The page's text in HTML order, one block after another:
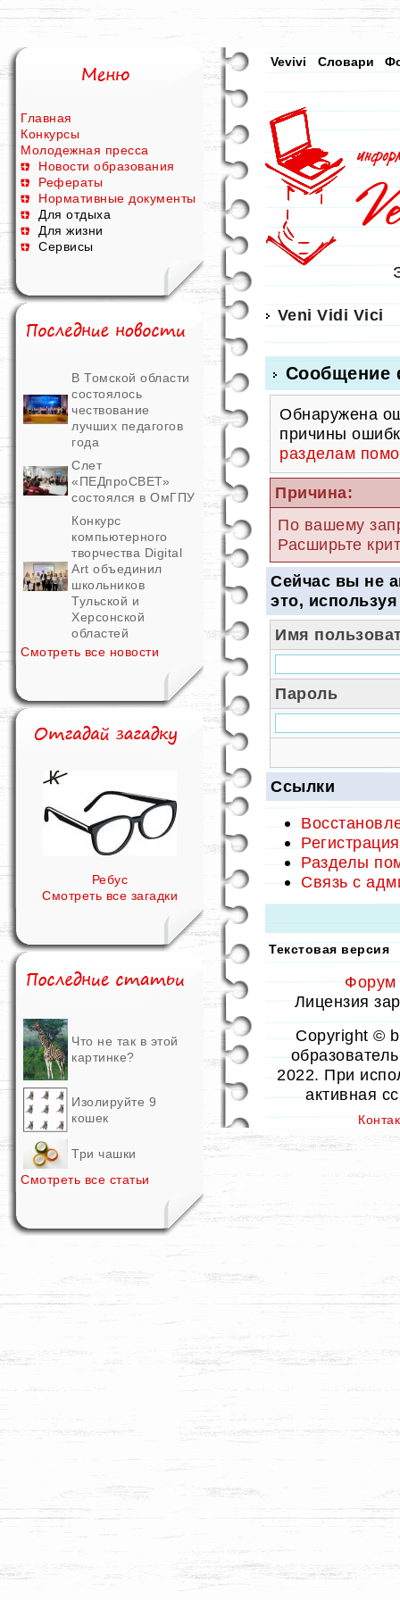
Главная
Конкурсы
Молодежная пресса
Новости образования
Рефераты
Нормативные документы
Для отдыха
Для жизни
Сервисы
В Томской области
состоялось
чествование
лучших педагогов
года
Слет
«ПЕДпроСВЕТ»
состоялся в ОмГПУ
Конкурс
компьютерного
творчества Digital
Art объединил
школьников
Тульской и
Херсонской
областей
Смотреть все новости
Ребус
Смотреть все загадки
Что не так в этой
картинке?
Изолируйте 9
кошек
Три чашки
Смотреть все статьи
Vevivi Словари
Veni Vidi Vici
Сообщение
Обнаружена
причины
разделам
Причина:
По вашему
Расширьте
Сейчас вы не
это,
Имя
Пароль
Ссылки
Разделы
Связь с
Текстовая версия
Форум
Лицензия
Copyright ©
2022. При
активная